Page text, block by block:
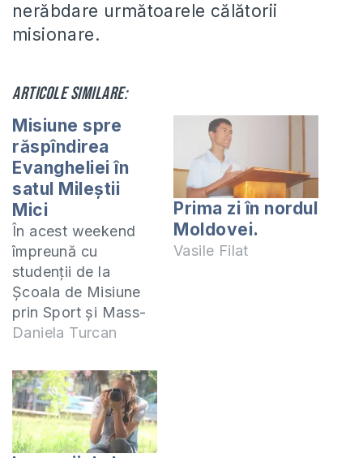
nerăbdare următoarele călătorii
misionare.
Articole similare:
Misiune spre
răspîndirea
Evangheliei în
satul Mileștii
Mici
În acest weekend
împreună cu
studenții de la
Școala de Misiune
prin Sport și Mass-
Media (ISCS și IMS)
de a 3-a călătorie
misionară în s.
Mileștiii Mici, rnul.
Ialoveni. Punctul de
pornire al grupelor
Daniela Turcan
Prima zi în nordul
Moldovei.
Vasile Filat